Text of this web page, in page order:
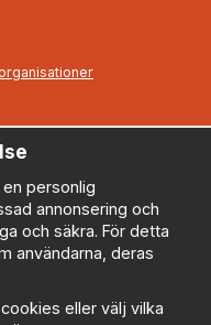
personlig
annonsering och
och säkra. För detta
användarna, deras
eller välj vilka